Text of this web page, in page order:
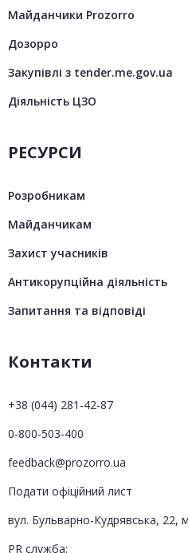
Майданчики Prozorro
Дозорро
Закупівлі з tender.me.gov.ua
Діяльність ЦЗО
РЕСУРСИ
Розробникам
Майданчикам
Захист учасників
Антикорупційна діяльність
Запитання та відповіді
Контакти
+38 (044) 281-42-87
0-800-503-400
feedback@prozorro.ua
Подати офіційний лист
вул. Бульварно-Кудрявська, 22,
PR служба: